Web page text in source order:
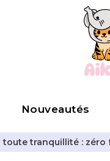
Nouveautés
toute tranquillité :